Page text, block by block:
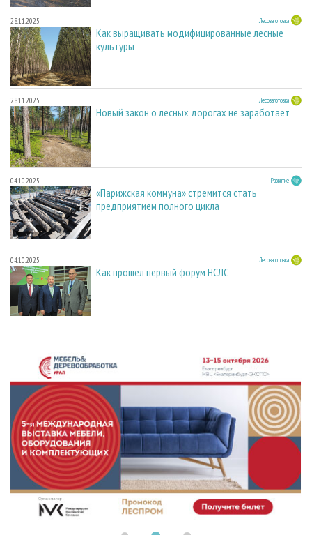
28.11.2025 Лесозаготовка
Как выращивать модифицированные лесные
культуры
28.11.2025 Лесозаготовка
Новый закон о лесных дорогах не заработает
04.10.2025 Развитие
«Парижская коммуна» стремится стать
предприятием полного цикла
04.10.2025 Лесозаготовка
Как прошел первый форум НСЛС